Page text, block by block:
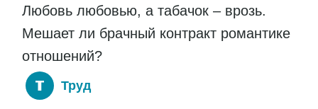
Любовь любовью, а табачок – врозь.
Мешает ли брачный контракт романтике
отношений?
Труд